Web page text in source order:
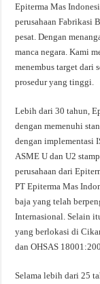
Epiterma Mas
perusahaan Fabrikasi
pesat. Dengan
manca negara. Kami
menembus target dari
prosedur yang tinggi.
Lebih dari 30 tahun,
dengan memenuhi
dengan implementasi
ASME U dan U2
perusahaan dari
PT Epiterma Mas
baja yang telah
Internasional. Selain
yang berlokasi di
dan OHSAS
Selama lebih dari 25